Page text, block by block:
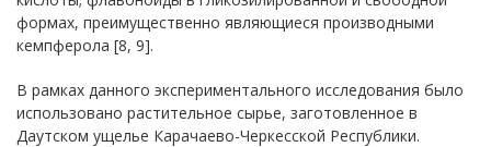
формах, преимущественно являющиеся производными
кемпферола [8, 9].
В рамках данного экспериментального исследования было
использовано растительнoе сырье, заготовленное в
Даутском ущелье Карачаево-Черкесской Республики.